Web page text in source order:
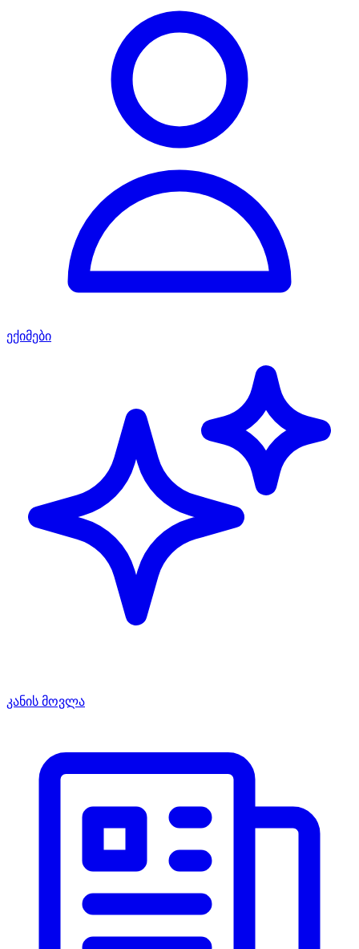
ექიმები
კანის მოვლა